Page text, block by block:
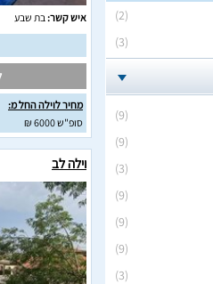
(2)
(3)
(9)
(9)
(3)
(9)
(9)
(9)
(3)
איש קשר:בת שבע
מחיר לוילה החל מ:
סופ"ש 6000 ₪
וילה לב